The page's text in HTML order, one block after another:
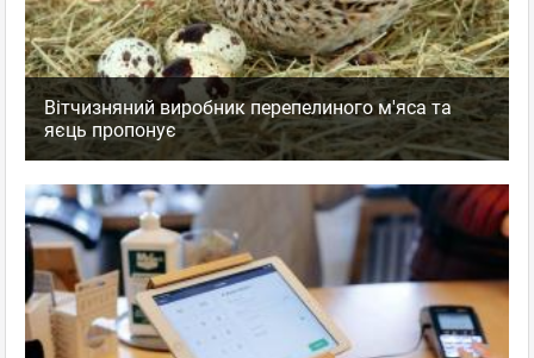
Вітчизняний виробник перепелиного м'яса та
яєць пропонує